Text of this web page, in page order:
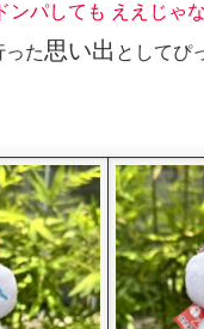
ンパしても ええじゃな
った思い出 としてぴ